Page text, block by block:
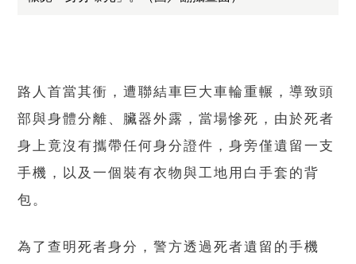
路人首當其衝，遭聯結車巨大車輪重輾，導致頭
部與身體分離、臟器外露，當場慘死，由於死者
身上竟沒有攜帶任何身分證件，身旁僅遺留一支
手機，以及一個裝有衣物與工地用白手套的背
包。
為了查明死者身分，警方透過死者遺留的手機